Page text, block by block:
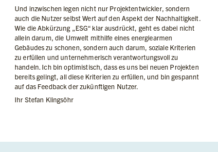
Und inzwischen legen nicht nur Projektentwickler, sondern
auch die Nutzer selbst Wert auf den Aspekt der Nachhaltigkeit.
Wie die Abkürzung „ESG“ klar ausdrückt, geht es dabei nicht
allein darum, die Umwelt mithilfe eines energiearmen
Gebäudes zu schonen, sondern auch darum, soziale Kriterien
zu erfüllen und unternehmerisch verantwortungsvoll zu
handeln. Ich bin optimistisch, dass es uns bei neuen Projekten
bereits gelingt, all diese Kriterien zu erfüllen, und bin gespannt
auf das Feedback der zukünftigen Nutzer.
Ihr Stefan Klingsöhr